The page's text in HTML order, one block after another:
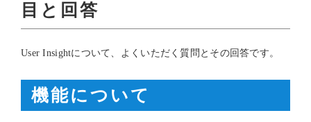
目と回答
User Insightについて、よくいただく質問とその回答です。
機能について